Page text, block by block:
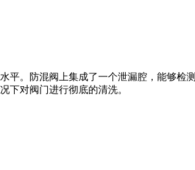
。防混阀上集成了一个泄漏腔，能够检
下对阀门进行彻底的清洗。